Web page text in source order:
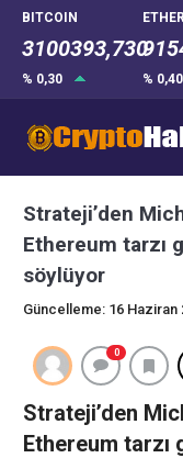
BITCOIN
3100393,730
% 0,30 % 0,40
Strateji’den
Ethereum tarzı
söylüyor
Güncelleme: 16 Haziran
0
Strateji’den
Ethereum tarzı